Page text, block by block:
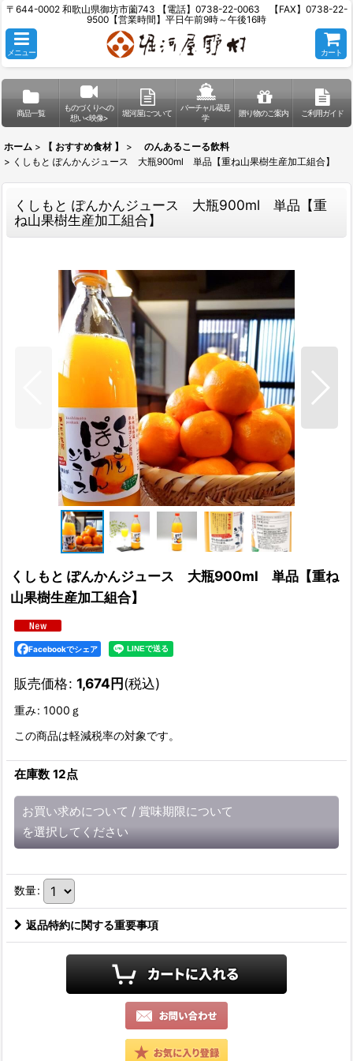
〒644-0002 和歌山県御坊市薗743 【電話】0738-22-0063 【FAX】0738-22-
9500【営業時間】平日午前9時～午後16時
メニュー カート
商品一覧
ものづくりへの
想い<映像>
堀河屋について
バーチャル蔵見
学
贈り物のご案内 ご利用ガイド
ホーム > 【 おすすめ食材 】 >
のんあるこーる飲料
> くしもと ぽんかんジュース 大瓶900ml 単品【重ね山果樹生産加工組合】
くしもと ぽんかんジュース 大瓶900ml 単品【重
ね山果樹生産加工組合】
くしもと ぽんかんジュース 大瓶900ml 単品【重ね
山果樹生産加工組合】
Facebookでシェア
販売価格: 1,674円(税込)
重み: 1000ｇ
この商品は軽減税率の対象です。
在庫数 12点
お買い求めについて / 賞味期限について
を選択してください
数量:
返品特約に関する重要事項